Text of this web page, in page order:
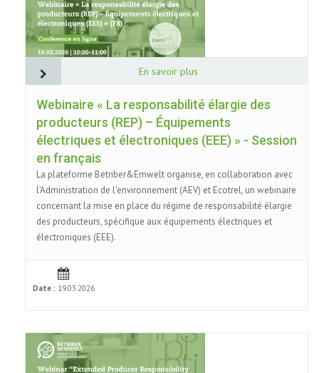
En savoir plus
Webinaire « La responsabilité élargie des
producteurs (REP) – Équipements
électriques et électroniques (EEE) » - Session
en français
La plateforme Betriber&Emwelt organise, en collaboration avec
l'Administration de l'environnement (AEV) et Ecotrel, un webinaire
concernant la mise en place du régime de responsabilité élargie
des producteurs, spécifique aux équipements électriques et
électroniques (EEE).
Date : 19.03.2026